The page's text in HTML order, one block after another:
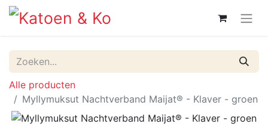
Alle producten
Myllymuksut Nachtverband Maijat® - Klaver - groen